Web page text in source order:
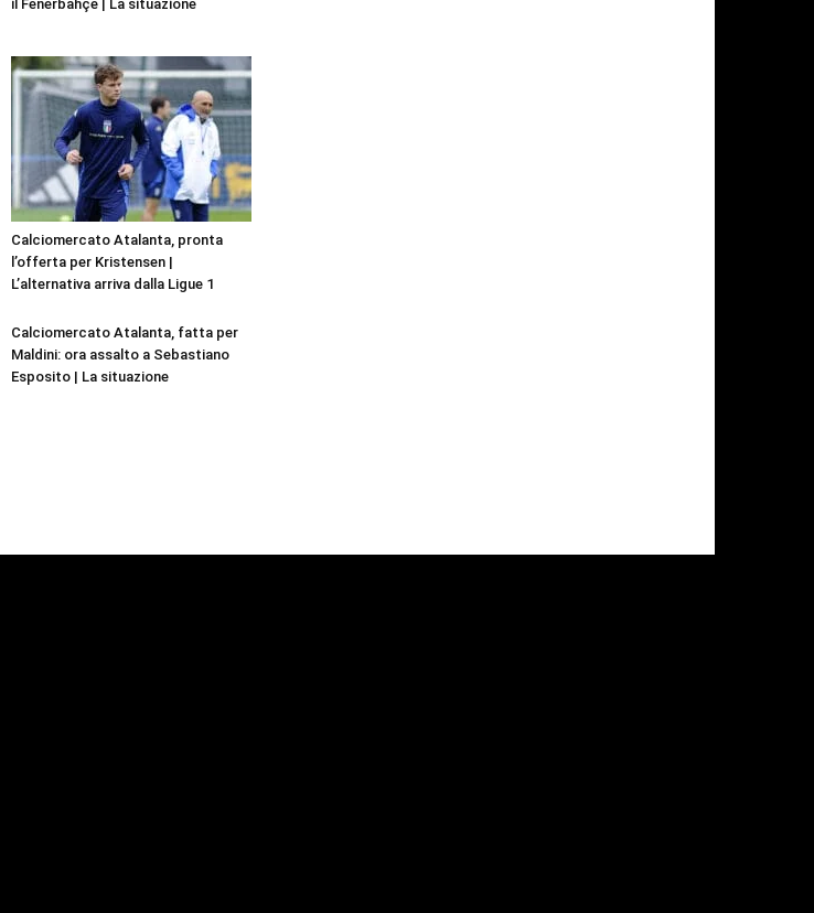
il Fenerbahçe | La situazione
Calciomercato Atalanta, pronta
l’offerta per Kristensen |
L’alternativa arriva dalla Ligue 1
Calciomercato Atalanta, fatta per
Maldini: ora assalto a Sebastiano
Esposito | La situazione